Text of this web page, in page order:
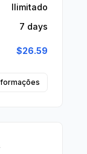
Ilimitado
7 days
$26.59